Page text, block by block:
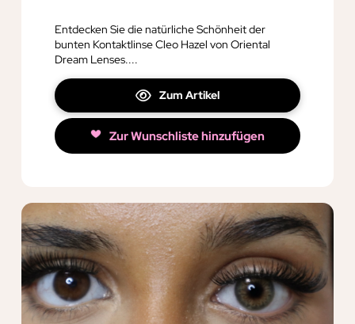
Entdecken Sie die natürliche Schönheit der
bunten Kontaktlinse Cleo Hazel von Oriental
Dream Lenses....
Zum Artikel
Zur Wunschliste hinzufügen